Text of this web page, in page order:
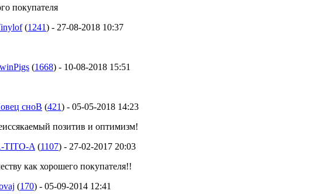
покупателя
(1241) - 27-08-2018 10:37
(1668) - 10-08-2018 15:51
сноВ (421) - 05-05-2018 14:23
позитив и оптимизм!
TITO-A (1107) - 27-02-2017 20:03
как хорошего покупателя!!
(170) - 05-09-2014 12:41